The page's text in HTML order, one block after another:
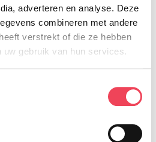
adverteren en analyse. Deze
combineren met andere
verstrekt of die ze hebben
gebruik van hun services.